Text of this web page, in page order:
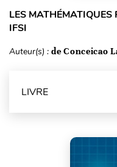
LES MATHÉMATIQUES
IFSI
Auteur(s) : de Conceicao
LIVRE